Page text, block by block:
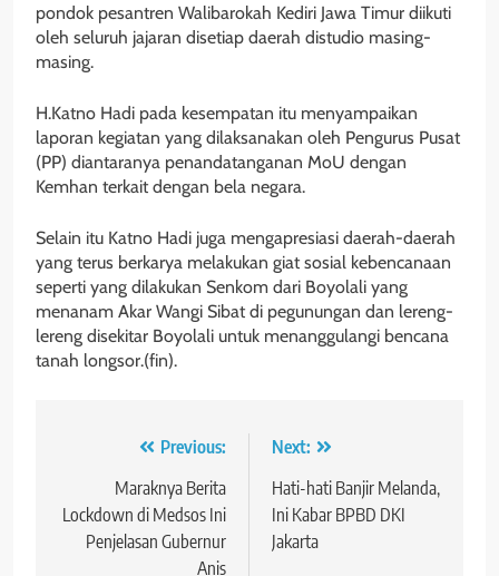
pondok pesantren Walibarokah Kediri Jawa Timur diikuti
oleh seluruh jajaran disetiap daerah distudio masing-
masing.
H.Katno Hadi pada kesempatan itu menyampaikan
laporan kegiatan yang dilaksanakan oleh Pengurus Pusat
(PP) diantaranya penandatanganan MoU dengan
Kemhan terkait dengan bela negara.
Selain itu Katno Hadi juga mengapresiasi daerah-daerah
yang terus berkarya melakukan giat sosial kebencanaan
seperti yang dilakukan Senkom dari Boyolali yang
menanam Akar Wangi Sibat di pegunungan dan lereng-
lereng disekitar Boyolali untuk menanggulangi bencana
tanah longsor.(fin).
Navigasi Previous:
Maraknya Berita
Lockdown di Medsos Ini
Penjelasan Gubernur
Anis
Next:
Hati-hati Banjir Melanda,
Ini Kabar BPBD DKI
Jakarta